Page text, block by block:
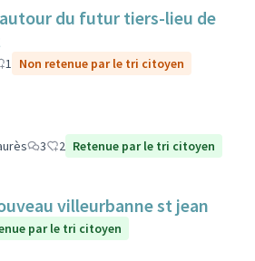
du futur tiers-lieu de
1 Non retenue par le tri citoyen
3 2 Retenue par le tri citoyen
villeurbanne st jean
par le tri citoyen